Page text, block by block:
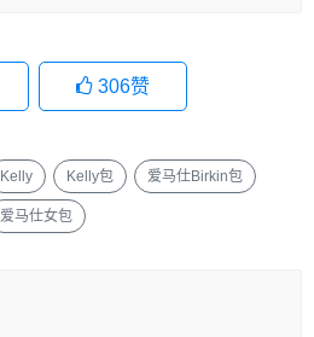
306赞
Kelly Kelly包 爱马仕Birkin包
爱马仕女包